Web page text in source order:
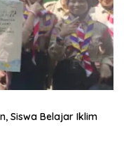
Siswa Belajar Iklim